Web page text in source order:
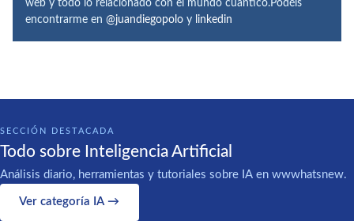
web y todo lo relacionado con el mundo cuántico.Podéis
encontrarme en @juandiegopolo y linkedin
SECCIÓN DESTACADA
Todo sobre Inteligencia Artificial
Análisis diario, herramientas y tutoriales sobre IA en wwwhatsnew.
Ver categoría IA →